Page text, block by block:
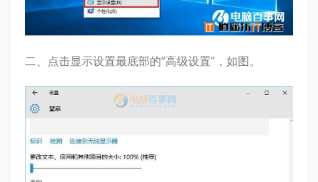
二、点击显示设置最底部的“高级设置”，如图。